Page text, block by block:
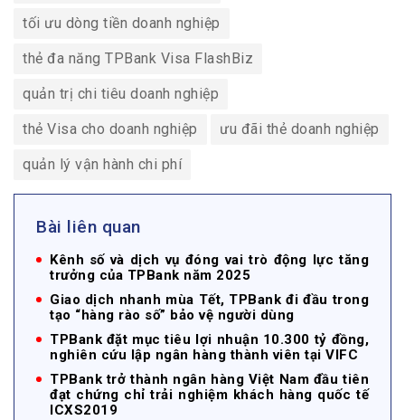
tối ưu dòng tiền doanh nghiệp
thẻ đa năng TPBank Visa FlashBiz
quản trị chi tiêu doanh nghiệp
thẻ Visa cho doanh nghiệp ưu đãi thẻ doanh nghiệp
quản lý vận hành chi phí
Bài liên quan
Kênh số và dịch vụ đóng vai trò động lực tăng
trưởng của TPBank năm 2025
Giao dịch nhanh mùa Tết, TPBank đi đầu trong
tạo “hàng rào số” bảo vệ người dùng
TPBank đặt mục tiêu lợi nhuận 10.300 tỷ đồng,
nghiên cứu lập ngân hàng thành viên tại VIFC
TPBank trở thành ngân hàng Việt Nam đầu tiên
đạt chứng chỉ trải nghiệm khách hàng quốc tế
ICXS2019